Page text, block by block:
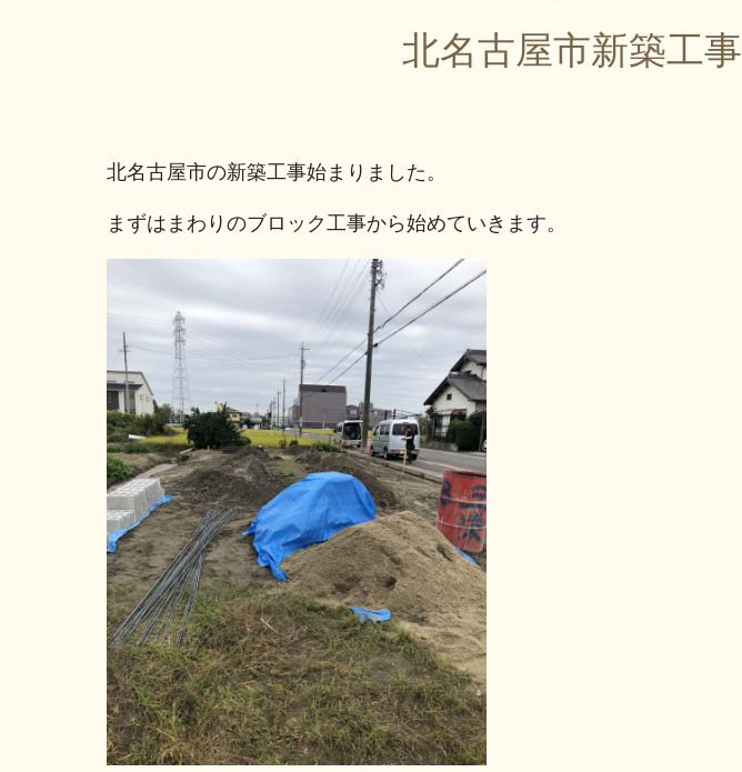
北名古屋市新築工事
北名古屋市の新築工事始まりました。
まずはまわりのブロック工事から始めていきます。